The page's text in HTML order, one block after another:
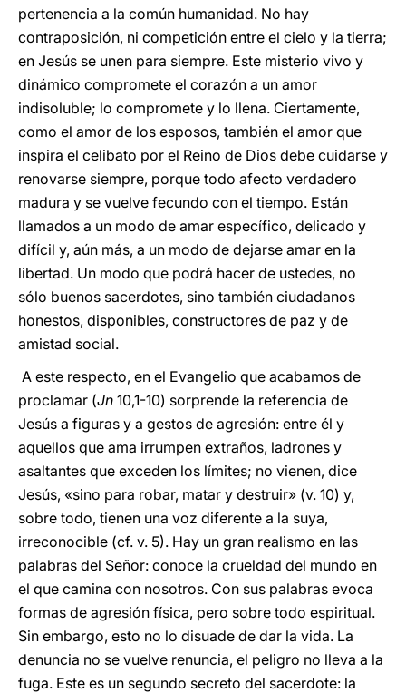
pertenencia a la común humanidad. No hay
contraposición, ni competición entre el cielo y la tierra;
en Jesús se unen para siempre. Este misterio vivo y
dinámico compromete el corazón a un amor
indisoluble; lo compromete y lo llena. Ciertamente,
como el amor de los esposos, también el amor que
inspira el celibato por el Reino de Dios debe cuidarse y
renovarse siempre, porque todo afecto verdadero
madura y se vuelve fecundo con el tiempo. Están
llamados a un modo de amar específico, delicado y
difícil y, aún más, a un modo de dejarse amar en la
libertad. Un modo que podrá hacer de ustedes, no
sólo buenos sacerdotes, sino también ciudadanos
honestos, disponibles, constructores de paz y de
amistad social.
A este respecto, en el Evangelio que acabamos de
proclamar (Jn 10,1-10) sorprende la referencia de
Jesús a figuras y a gestos de agresión: entre él y
aquellos que ama irrumpen extraños, ladrones y
asaltantes que exceden los límites; no vienen, dice
Jesús, «sino para robar, matar y destruir» (v. 10) y,
sobre todo, tienen una voz diferente a la suya,
irreconocible (cf. v. 5). Hay un gran realismo en las
palabras del Señor: conoce la crueldad del mundo en
el que camina con nosotros. Con sus palabras evoca
formas de agresión física, pero sobre todo espiritual.
Sin embargo, esto no lo disuade de dar la vida. La
denuncia no se vuelve renuncia, el peligro no lleva a la
fuga. Este es un segundo secreto del sacerdote: la